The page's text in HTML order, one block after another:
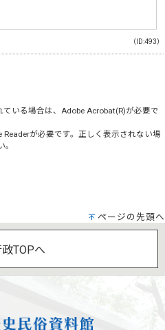
（ID:493）
ている場合は、Adobe Acrobat(R)が必要で
Readerが必要です。正しく表示されない場
ページの先頭へ
TOPへ